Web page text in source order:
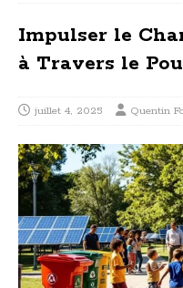
Impulser le
à Travers le
juillet 4, 2025 Quentin